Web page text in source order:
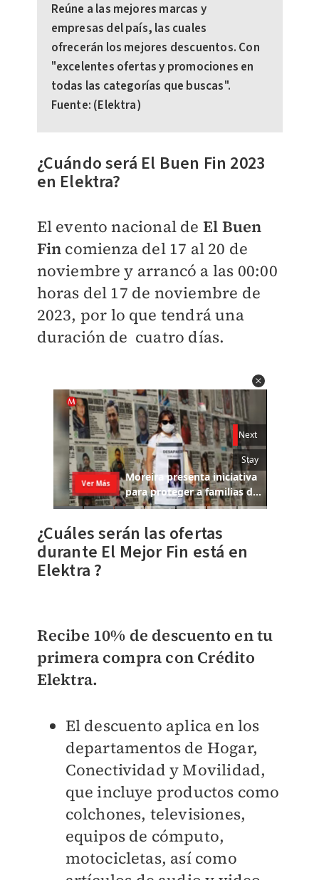
Reúne a las mejores marcas y
empresas del país, las cuales
ofrecerán los mejores descuentos. Con
"excelentes ofertas y promociones en
todas las categorías que buscas".
Fuente: (Elektra)
¿Cuándo será El Buen Fin 2023
en Elektra?
El evento nacional de El Buen
Fin comienza del 17 al 20 de
noviembre y arrancó a las 00:00
horas del 17 de noviembre de
2023, por lo que tendrá una
duración de cuatro días.
¿Cuáles serán las ofertas
durante El Mejor Fin está en
Elektra ?
Recibe 10% de descuento en tu
primera compra con Crédito
Elektra.
El descuento aplica en los
departamentos de Hogar,
Conectividad y Movilidad,
que incluye productos como
colchones, televisiones,
equipos de cómputo,
motocicletas, así como